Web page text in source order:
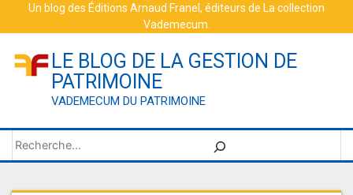
Un blog des Éditions Arnaud Franel , éditeurs de La collection
Vademecum
LE BLOG DE LA GESTION DE
PATRIMOINE
VADEMECUM DU PATRIMOINE
Rechercher